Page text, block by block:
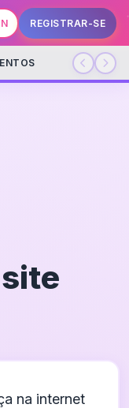
REGISTRAR-SE
na internet